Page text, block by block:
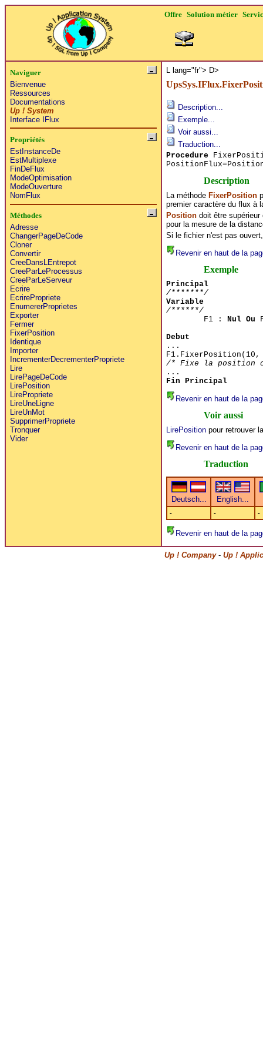
Offre Solution métier
Naviguer
Bienvenue
Ressources
Documentations
Up ! System
Interface IFlux
Propriétés
EstInstanceDe
EstMultiplexe
FinDeFlux
ModeOptimisation
ModeOuverture
NomFlux
Méthodes
Adresse
ChangerPageDeCode
Cloner
Convertir
CreeDansLEntrepot
CreeParLeProcessus
CreeParLeServeur
Ecrire
EcrirePropriete
EnumererProprietes
Exporter
Fermer
FixerPosition
Identique
Importer
IncrementerDecrementerPropriete
Lire
LirePageDeCode
LirePosition
LirePropriete
LireUneLigne
LireUnMot
SupprimerPropriete
Tronquer
Vider
L lang="fr"> D>
Description...
Exemple...
Voir aussi...
Traduction...
Procedure
Description
La méthode FixerPosition
premier caractère du flux à
Positiondoit être supérieur
pour la mesure de la
Si le fichier n'est pas
Revenir en haut de la
Exemple
Principal
/*******/
Variable
/******/
F1 : Nul Ou
Debut
...
/* Fixe la position
...
Fin Principal
Revenir en haut de la
Voir aussi
LirePositionpour retrouver
Revenir en haut de la
Traduction
- - -
Revenir en haut de la
Up ! Company- Up !